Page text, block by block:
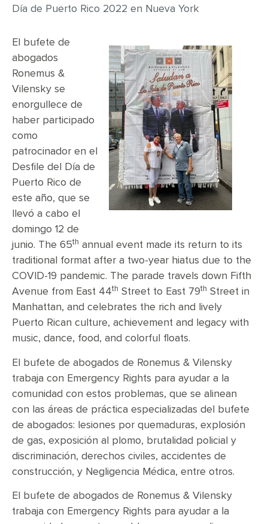
Día de Puerto Rico 2022 en Nueva York
El bufete de
abogados
Ronemus &
Vilensky se
enorgullece de
haber participado
como
patrocinador en el
Desfile del Día de
Puerto Rico de
este año, que se
llevó a cabo el
domingo 12 de
junio. The 65th annual event made its return to its
traditional format after a two-year hiatus due to the
COVID-19 pandemic. The parade travels down Fifth
Avenue from East 44th Street to East 79th Street in
Manhattan, and celebrates the rich and lively
Puerto Rican culture, achievement and legacy with
music, dance, food, and colorful floats.
El bufete de abogados de Ronemus & Vilensky
trabaja con Emergency Rights para ayudar a la
comunidad con estos problemas, que se alinean
con las áreas de práctica especializadas del bufete
de abogados: lesiones por quemaduras, explosión
de gas, exposición al plomo, brutalidad policial y
discriminación, derechos civiles, accidentes de
construcción, y Negligencia Médica, entre otros.
El bufete de abogados de Ronemus & Vilensky
trabaja con Emergency Rights para ayudar a la